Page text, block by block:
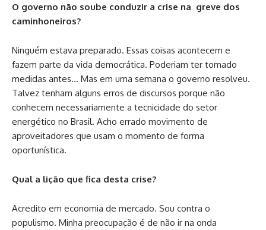
O governo não soube conduzir a crise na greve dos
caminhoneiros?
Ninguém estava preparado. Essas coisas acontecem e
fazem parte da vida democrática. Poderiam ter tomado
medidas antes… Mas em uma semana o governo resolveu.
Talvez tenham alguns erros de discursos porque não
conhecem necessariamente a tecnicidade do setor
energético no Brasil. Acho errado movimento de
aproveitadores que usam o momento de forma
oportunística.
Qual a lição que fica desta crise?
Acredito em economia de mercado. Sou contra o
populismo. Minha preocupação é de não ir na onda